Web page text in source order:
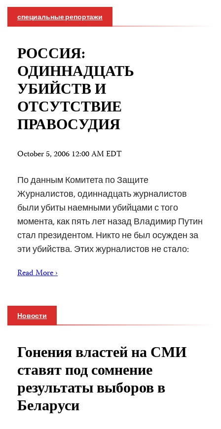
специальные репортажи
РОССИЯ:
ОДИННАДЦАТЬ
УБИЙСТВ И
ОТСУТСТВИЕ
ПРАВОСУДИЯ
October 5, 2006 12:00 AM EDT
По данным Комитета по Защите
Журналистов, одиннадцать журналистов
были убиты наемными убийцами с того
момента, как пять лет назад Владимир Путин
стал президентом. Никто не был осужден за
эти убийства. Этих журналистов не стало:
Read More ›
Новости
Гонения властей на СМИ
ставят под сомнение
результаты выборов в
Беларуси